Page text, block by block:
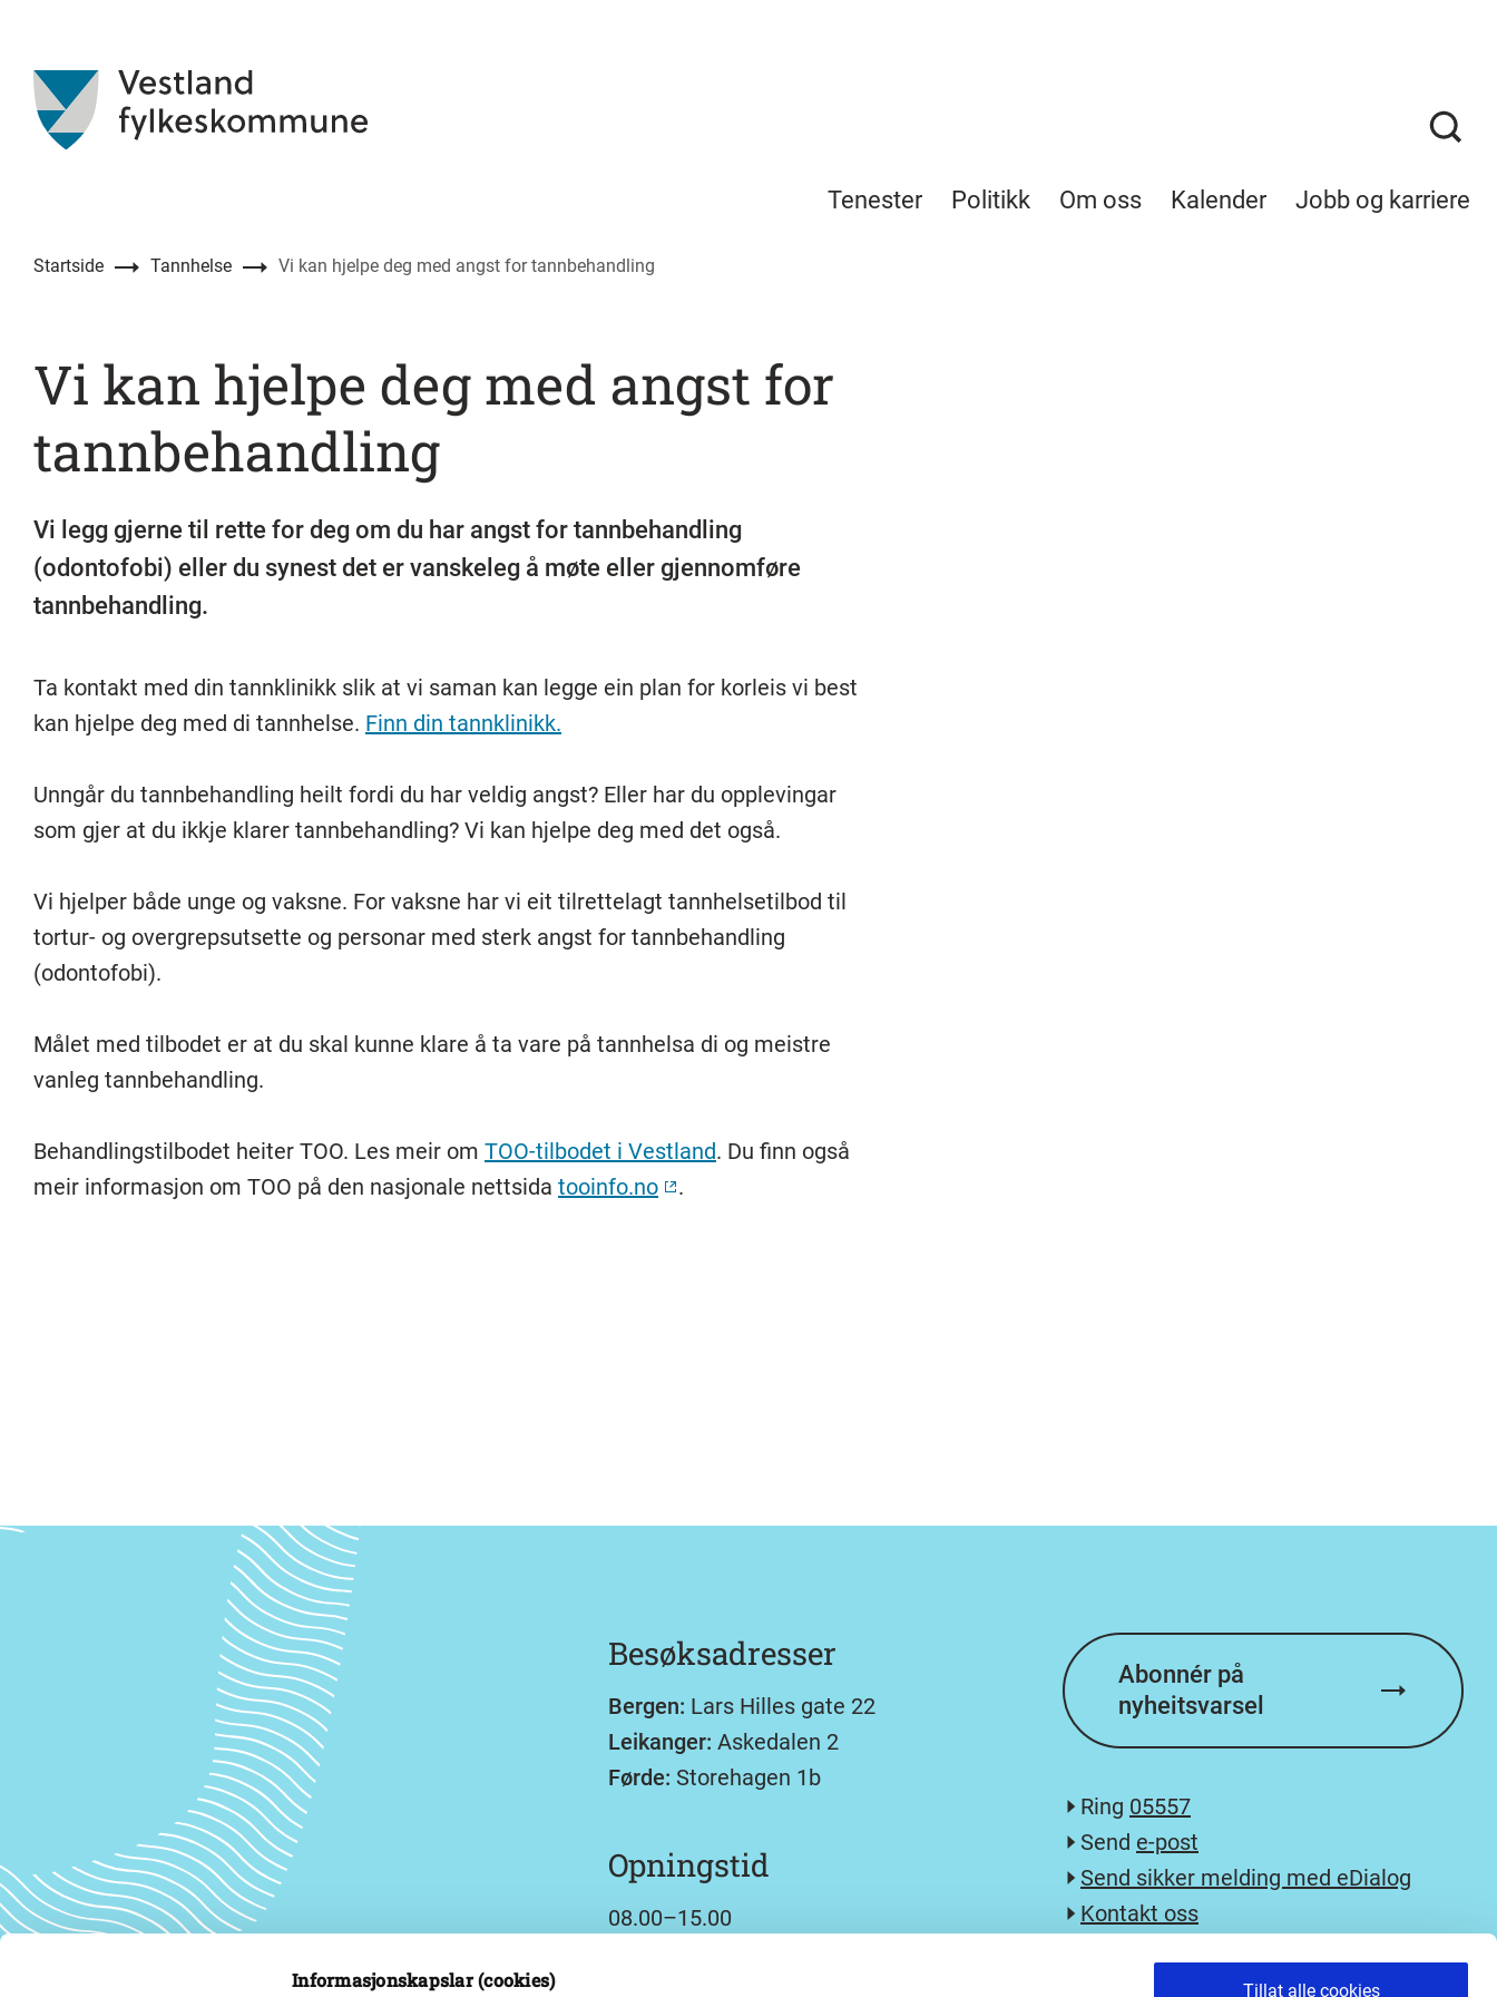
Informasjonskapslar (cookies) Tillat alle cookies
Tenester Politikk Om oss Kalender Jobb og karriere
Startside Tannhelse Vi kan hjelpe deg med angst for tannbehandling
Vi kan hjelpe deg med angst for
tannbehandling
Vi legg gjerne til rette for deg om du har angst for tannbehandling
(odontofobi) eller du synest det er vanskeleg å møte eller gjennomføre
tannbehandling.
Ta kontakt med din tannklinikk slik at vi saman kan legge ein plan for korleis vi best
kan hjelpe deg med di tannhelse. Finn din tannklinikk.
Unngår du tannbehandling heilt fordi du har veldig angst? Eller har du opplevingar
som gjer at du ikkje klarer tannbehandling? Vi kan hjelpe deg med det også.
Vi hjelper både unge og vaksne. For vaksne har vi eit tilrettelagt tannhelsetilbod til
tortur- og overgrepsutsette og personar med sterk angst for tannbehandling
(odontofobi).
Målet med tilbodet er at du skal kunne klare å ta vare på tannhelsa di og meistre
vanleg tannbehandling.
Behandlingstilbodet heiter TOO. Les meir om TOO-tilbodet i Vestland. Du finn også
meir informasjon om TOO på den nasjonale nettsida tooinfo.no .
Besøksadresser
Bergen: Lars Hilles gate 22
Leikanger: Askedalen 2
Førde: Storehagen 1b
Opningstid
08.00–15.00
Abonnér på
nyheitsvarsel
Ring 05557
Send e-post
Send sikker melding med eDialog
Kontakt oss